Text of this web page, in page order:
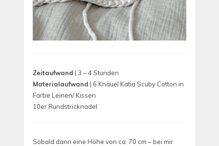
Zeitaufwand | 3 – 4 Stunden
Materialaufwand | 6 Knäuel Katia Scuby Cotton in
Farbe Leinen/ Kissen
10er Rundstricknadel
Sobald dann eine Höhe von ca. 70 cm – bei mir